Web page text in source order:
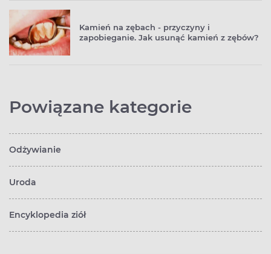
Kamień na zębach - przyczyny i
zapobieganie. Jak usunąć kamień z zębów?
Powiązane kategorie
Odżywianie
Uroda
Encyklopedia ziół